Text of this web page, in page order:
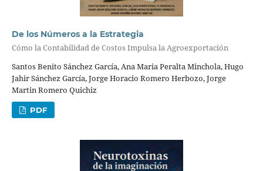
De los Números a la Estrategia
Cómo la Contabilidad de Costos Impulsa la Agroexportación
Santos Benito Sánchez García, Ana Maria Peralta Minchola, Hugo
Jahir Sánchez García, Jorge Horacio Romero Herbozo, Jorge
Martin Romero Quichiz
PDF